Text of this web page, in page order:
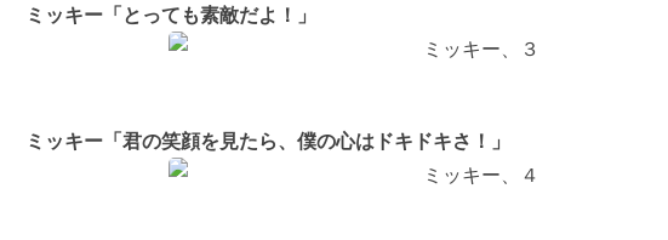
ミッキー「とっても素敵だよ！」
ミッキー「君の笑顔を見たら、僕の心はドキドキさ！」